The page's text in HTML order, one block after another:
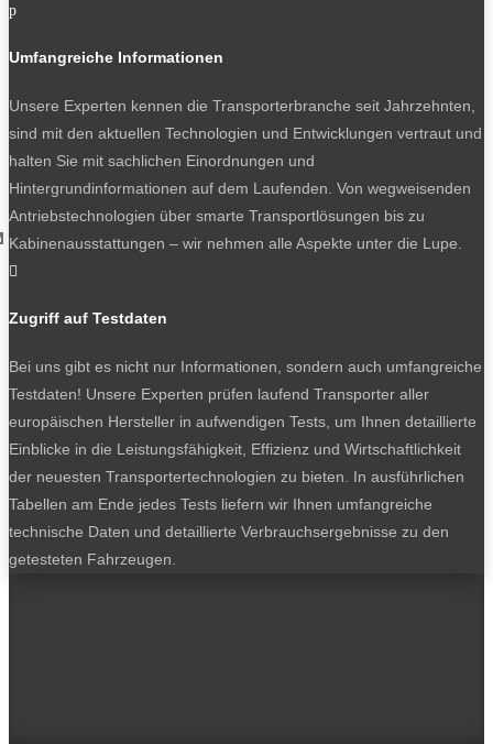
Hecktüren prägen das Bild, auch die scheunentorgroße
Einsteigen. VW verteilt mehrere LED-Leuchten im Dach und
verlegt die notwendigen Kabel gut geschützt, die Zurrösen
wirken solide wie eh und je.
und dort rund elf Kubikmeter Volumen.
Die Zuladung: gute Nutzlast, hohe Anhängelast
Der Testwagen brachte vollgetankt mit ein paar Extras 2,3
Tonnen auf die Waage, das ergibt als typischer 3,5-Tonner
exakt 1200 Kilogramm für Fahrer und Fracht. Das wäre
früher durchschnittlich gewesen, in Zeiten der E-Mobilität mit
gewichtigen Batterien aber ist es ein prima Wert,
p
Umfangreiche Informationen
Unsere Experten kennen die Transporterbranche seit Jahrzehnten,
sind mit den aktuellen Technologien und Entwicklungen vertraut und
halten Sie mit sachlichen Einordnungen und
Hintergrundinformationen auf dem Laufenden. Von wegweisenden
Antriebstechnologien über smarte Transportlösungen bis zu
Kabinenausstattungen – wir nehmen alle Aspekte unter die Lupe.

Zugriff auf Testdaten
Bei uns gibt es nicht nur Informationen, sondern auch umfangreiche
Testdaten! Unsere Experten prüfen laufend Transporter aller
europäischen Hersteller in aufwendigen Tests, um Ihnen detaillierte
Einblicke in die Leistungsfähigkeit, Effizienz und Wirtschaftlichkeit
der neuesten Transportertechnologien zu bieten. In ausführlichen
Tabellen am Ende jedes Tests liefern wir Ihnen umfangreiche
technische Daten und detaillierte Verbrauchsergebnisse zu den
getesteten Fahrzeugen.